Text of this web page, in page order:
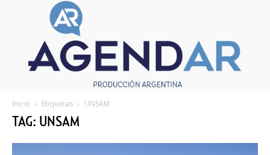
Inicio Etiquetas UNSAM
TAG: UNSAM